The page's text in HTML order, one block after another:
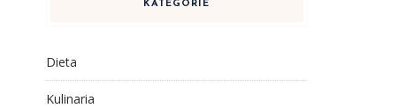
KATEGORIE
Dieta
Kulinaria